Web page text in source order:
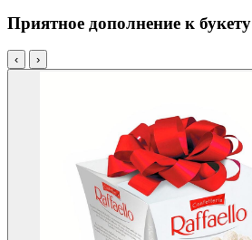
Приятное дополнение к букету
‹ ›